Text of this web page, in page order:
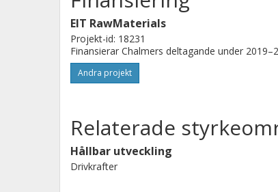
EIT RawMaterials
Projekt-id: 18231
Finansierar Chalmers deltagande under
Andra projekt
Relaterade
Hållbar utveckling
Drivkrafter